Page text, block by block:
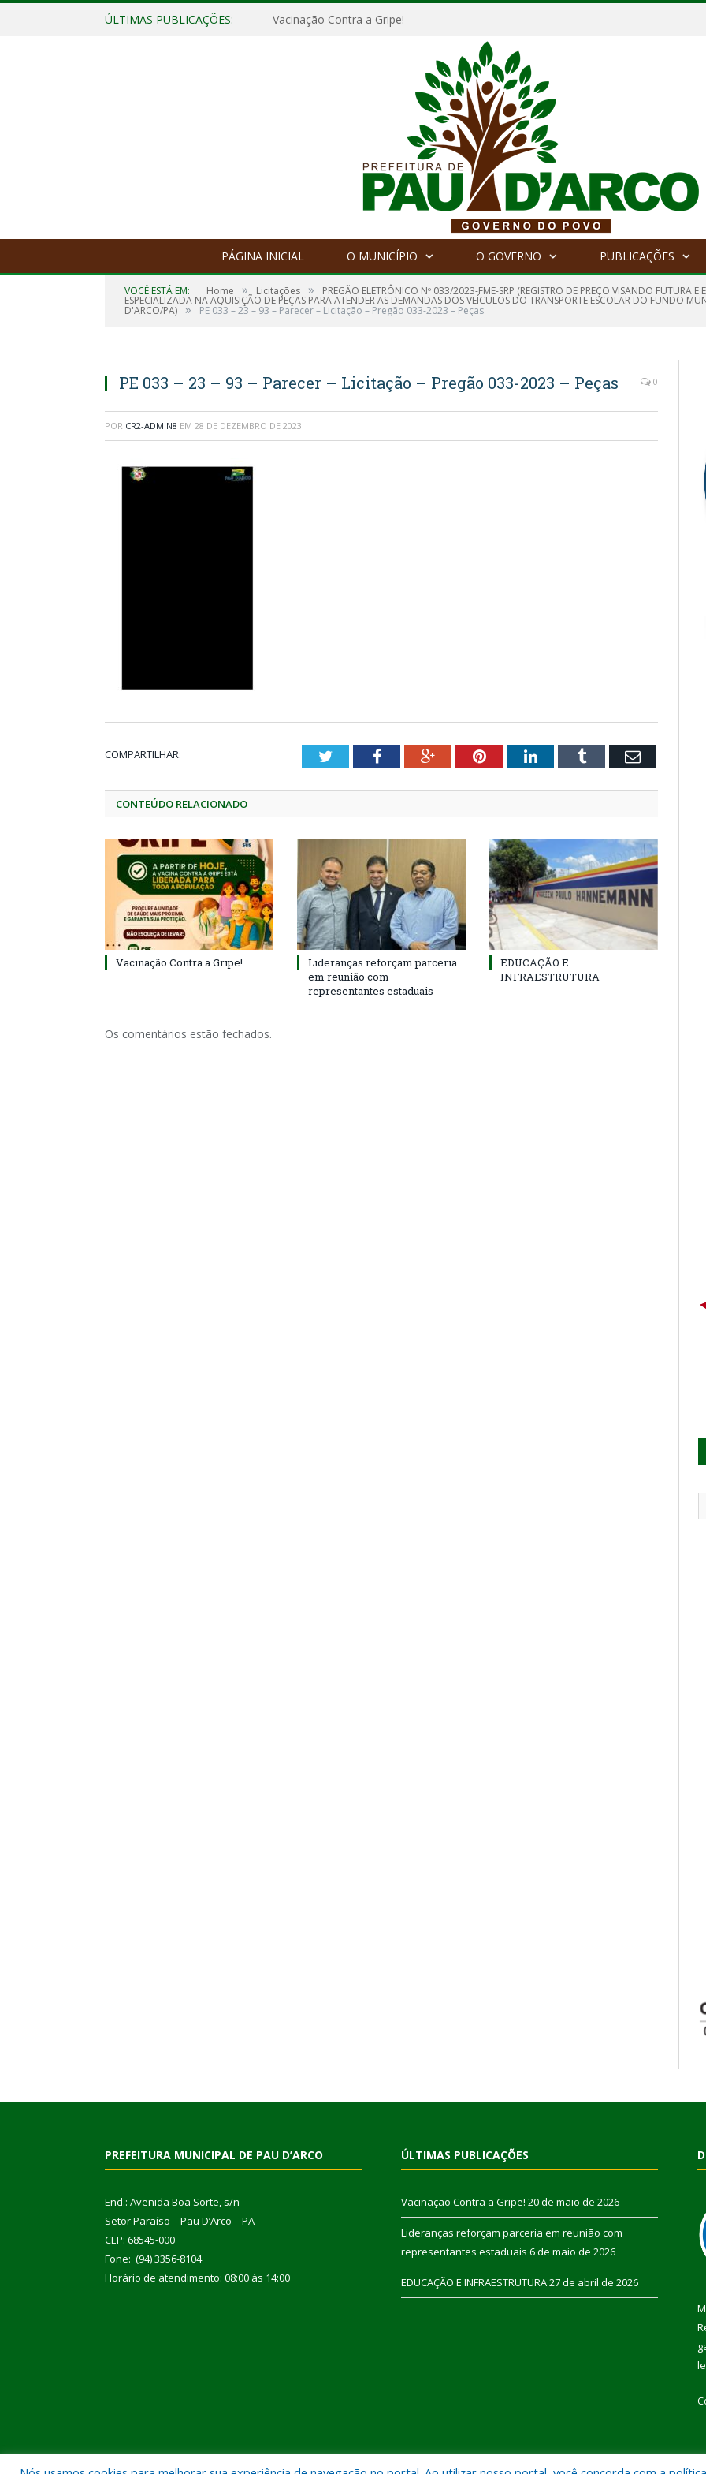
ÚLTIMAS PUBLICAÇÕES: Vacinação Contra a Gripe!
PÁGINA INICIAL O MUNICÍPIO O GOVERNO PUBLICAÇÕES
VOCÊ ESTÁ EM: Home » Licitações » PREGÃO ELETRÔNICO Nº 033/2023-FME-SRP (REGISTRO DE PREÇO VISANDO FUTURA E
ESPECIALIZADA NA AQUISIÇÃO DE PEÇAS PARA ATENDER AS DEMANDAS DOS VEÍCULOS DO TRANSPORTE ESCOLAR DO FUNDO
D'ARCO/PA) » PE 033 – 23 – 93 – Parecer – Licitação – Pregão 033-2023 – Peças
PE 033 – 23 – 93 – Parecer – Licitação – Pregão 033-2023 – Peças 0
POR CR2-ADMIN8 EM 28 DE DEZEMBRO DE 2023
COMPARTILHAR: TwitterFacebookGoogle+PinterestLinkedInTumblr Email
CONTEÚDO RELACIONADO
Vacinação Contra a Gripe!
Lideranças reforçam parceria
em reunião com
representantes estaduais
EDUCAÇÃO E
INFRAESTRUTURA
Os comentários estão fechados.
PREFEITURA MUNICIPAL DE PAU D’ARCO
End.: Avenida Boa Sorte, s/n
Setor Paraíso – Pau D’Arco – PA
CEP: 68545-000
Fone: (94) 3356-8104
Horário de atendimento: 08:00 às 14:00
ÚLTIMAS PUBLICAÇÕES
Vacinação Contra a Gripe! 20 de maio de 2026
Lideranças reforçam parceria em reunião com
representantes estaduais 6 de maio de 2026
EDUCAÇÃO E INFRAESTRUTURA27 de abril de 2026